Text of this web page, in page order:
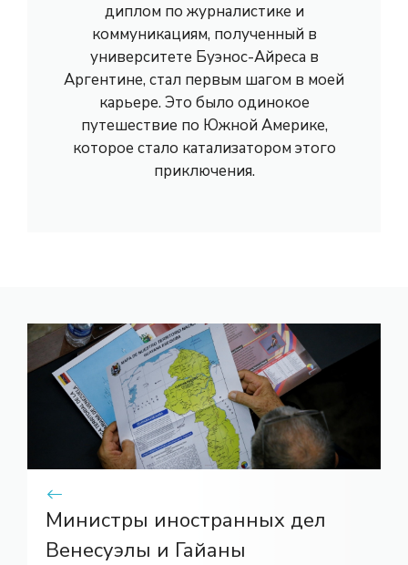
диплом по журналистике и
коммуникациям, полученный в
университете Буэнос-Айреса в
Аргентине, стал первым шагом в моей
карьере. Это было одинокое
путешествие по Южной Америке,
которое стало катализатором этого
приключения.
Министры иностранных дел
Венесуэлы и Гайаны